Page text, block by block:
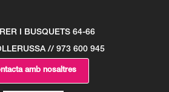
I BUSQUETS 64-66
// 973 600 945
amb nosaltres